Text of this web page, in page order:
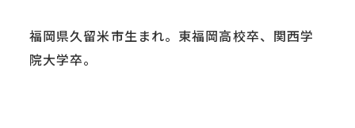
福岡県久留米市生まれ。東福岡高校卒、関西学
院大学卒。